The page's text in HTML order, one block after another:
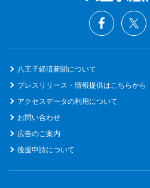
八王子経済新聞について
プレスリリース・情報提供はこちらから
アクセスデータの利用について
お問い合わせ
広告のご案内
後援申請について